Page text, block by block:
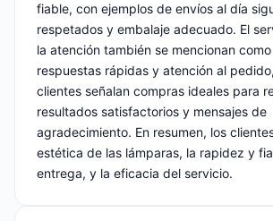
fiable, con ejemplos de envíos al día
respetados y embalaje adecuado. El
la atención también se mencionan
respuestas rápidas y atención al
clientes señalan compras ideales para
resultados satisfactorios y mensajes de
agradecimiento. En resumen, los
estética de las lámparas, la rapidez y
entrega, y la eficacia del servicio.